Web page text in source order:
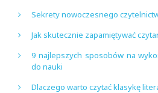
Sekrety nowoczesnego
Jak skutecznie zapamiętywać
9 najlepszych sposobów na
do nauki
Dlaczego warto czytać klasykę